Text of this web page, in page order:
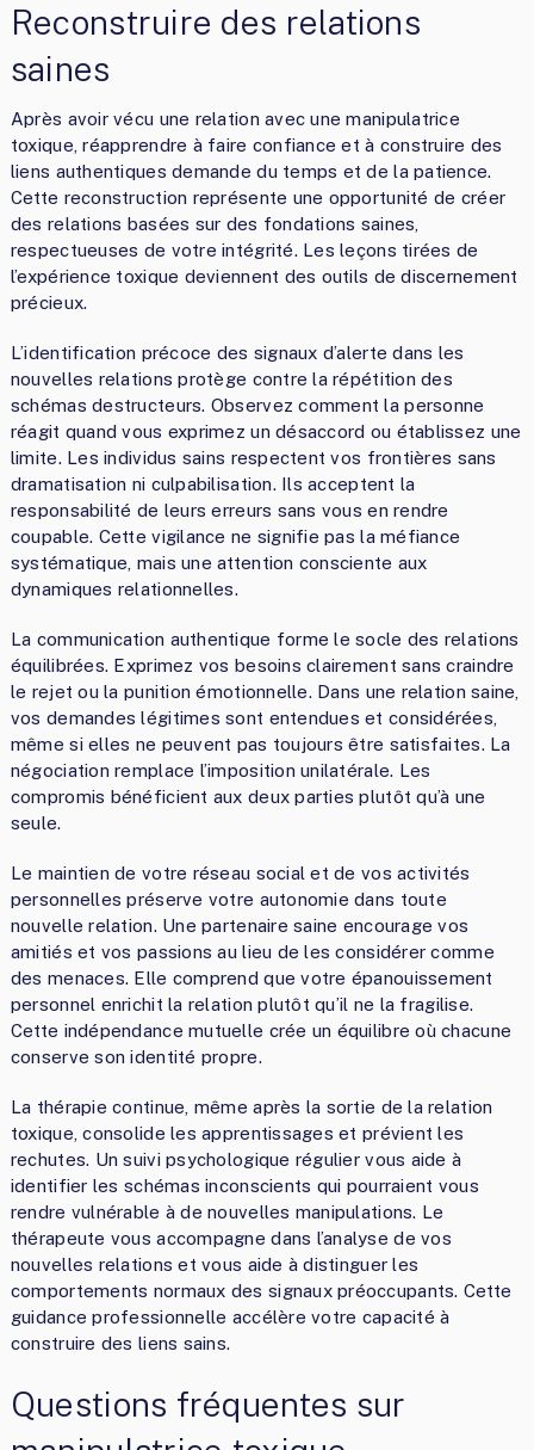
Reconstruire des relations
saines
Après avoir vécu une relation avec une manipulatrice
toxique, réapprendre à faire confiance et à construire des
liens authentiques demande du temps et de la patience.
Cette reconstruction représente une opportunité de créer
des relations basées sur des fondations saines,
respectueuses de votre intégrité. Les leçons tirées de
l’expérience toxique deviennent des outils de discernement
précieux.
L’identification précoce des signaux d’alerte dans les
nouvelles relations protège contre la répétition des
schémas destructeurs. Observez comment la personne
réagit quand vous exprimez un désaccord ou établissez une
limite. Les individus sains respectent vos frontières sans
dramatisation ni culpabilisation. Ils acceptent la
responsabilité de leurs erreurs sans vous en rendre
coupable. Cette vigilance ne signifie pas la méfiance
systématique, mais une attention consciente aux
dynamiques relationnelles.
La communication authentique forme le socle des relations
équilibrées. Exprimez vos besoins clairement sans craindre
le rejet ou la punition émotionnelle. Dans une relation saine,
vos demandes légitimes sont entendues et considérées,
même si elles ne peuvent pas toujours être satisfaites. La
négociation remplace l’imposition unilatérale. Les
compromis bénéficient aux deux parties plutôt qu’à une
seule.
Le maintien de votre réseau social et de vos activités
personnelles préserve votre autonomie dans toute
nouvelle relation. Une partenaire saine encourage vos
amitiés et vos passions au lieu de les considérer comme
des menaces. Elle comprend que votre épanouissement
personnel enrichit la relation plutôt qu’il ne la fragilise.
Cette indépendance mutuelle crée un équilibre où chacune
conserve son identité propre.
La thérapie continue, même après la sortie de la relation
toxique, consolide les apprentissages et prévient les
rechutes. Un suivi psychologique régulier vous aide à
identifier les schémas inconscients qui pourraient vous
rendre vulnérable à de nouvelles manipulations. Le
thérapeute vous accompagne dans l’analyse de vos
nouvelles relations et vous aide à distinguer les
comportements normaux des signaux préoccupants. Cette
guidance professionnelle accélère votre capacité à
construire des liens sains.
Questions fréquentes sur